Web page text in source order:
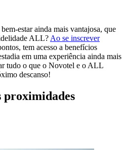
estar ainda mais vantajosa, que
ALL? Ao se inscrever
tem acesso a benefícios
em uma experiência ainda mais
tudo o que o Novotel e o ALL
descanso!
proximidades